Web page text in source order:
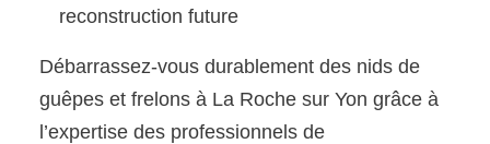
reconstruction future
Débarrassez-vous durablement des nids de
guêpes et frelons à La Roche sur Yon grâce à
l’expertise des professionnels de